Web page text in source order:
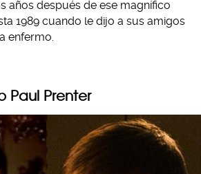
años después de ese magnífico
1989 cuando le dijo a sus amigos
enfermo.
Paul Prenter